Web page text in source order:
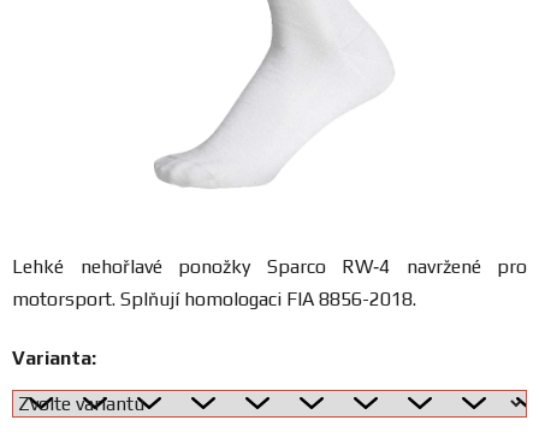
Blog
a
katalogy
Lehké nehořlavé ponožky Sparco RW‑4 navržené pro
motorsport. Splňují homologaci FIA 8856-2018.
Varianta: